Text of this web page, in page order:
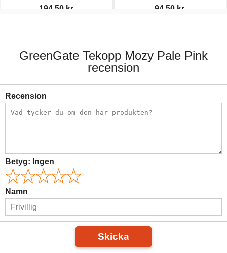
194,50 kr. 94,50 kr.
GreenGate Tekopp Mozy Pale Pink
recension
Recension
Betyg: Ingen
Namn
Skicka